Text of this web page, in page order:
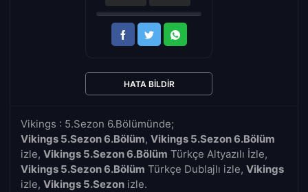
Vikings : 5.Sezon 6.Bölümünde;
Vikings 5.Sezon 6.Bölüm, Vikings 5.Sezon 6.Bölüm
izle, Vikings 5.Sezon 6.Bölüm Türkçe Altyazılı İzle,
Vikings 5.Sezon 6.Bölüm Türkçe Dublajlı izle, Vikings
izle, Vikings 5.Sezon izle.
HATA BILDIR